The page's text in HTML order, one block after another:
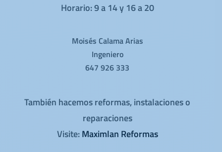
Horario: 9 a 14 y 16 a 20
Moisés Calama Arias
Ingeniero
647 926 333
También hacemos reformas, instalaciones o
reparaciones
Visite:Maximlan Reformas